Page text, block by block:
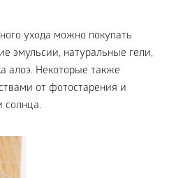
ухода можно покупать
эмульсии, натуральные гели,
алоэ. Некоторые также
от фотостарения и
солнца.